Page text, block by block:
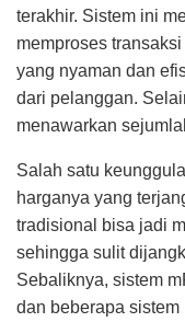
terakhir. Sistem ini
memproses
yang nyaman dan
dari pelanggan.
menawarkan
Salah satu
harganya yang
tradisional bisa jadi
sehingga sulit
Sebaliknya, sistem
dan beberapa